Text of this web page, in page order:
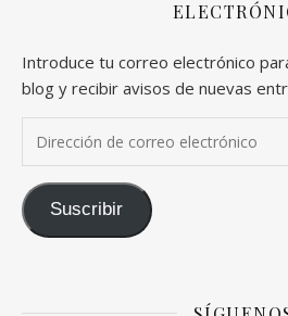
Introduce tu correo electrónico
blog y recibir avisos de nuevas
Suscribir